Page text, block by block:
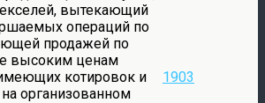
вытекающий
операций по
продажей по
высоким ценам
котировок и
организованном
1903